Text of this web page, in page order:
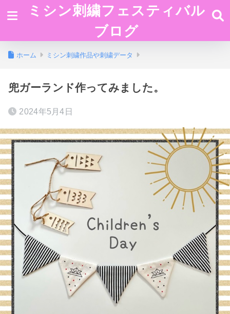
ミシン刺繍フェスティバル
ブログ
ホーム ミシン刺繍作品や刺繍データ
兜ガーランド作ってみました。
2024年5月4日